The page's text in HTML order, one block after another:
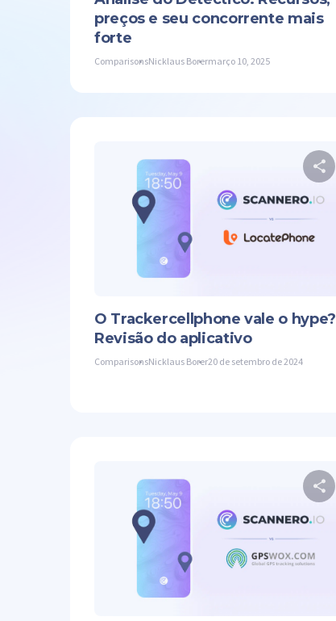
preços e seu concorrente mais
forte
ComparisonsNicklaus Borermarço 10, 2025
O Trackercellphone vale o hype?
Revisão do aplicativo
ComparisonsNicklaus Borer20 de setembro de 2024